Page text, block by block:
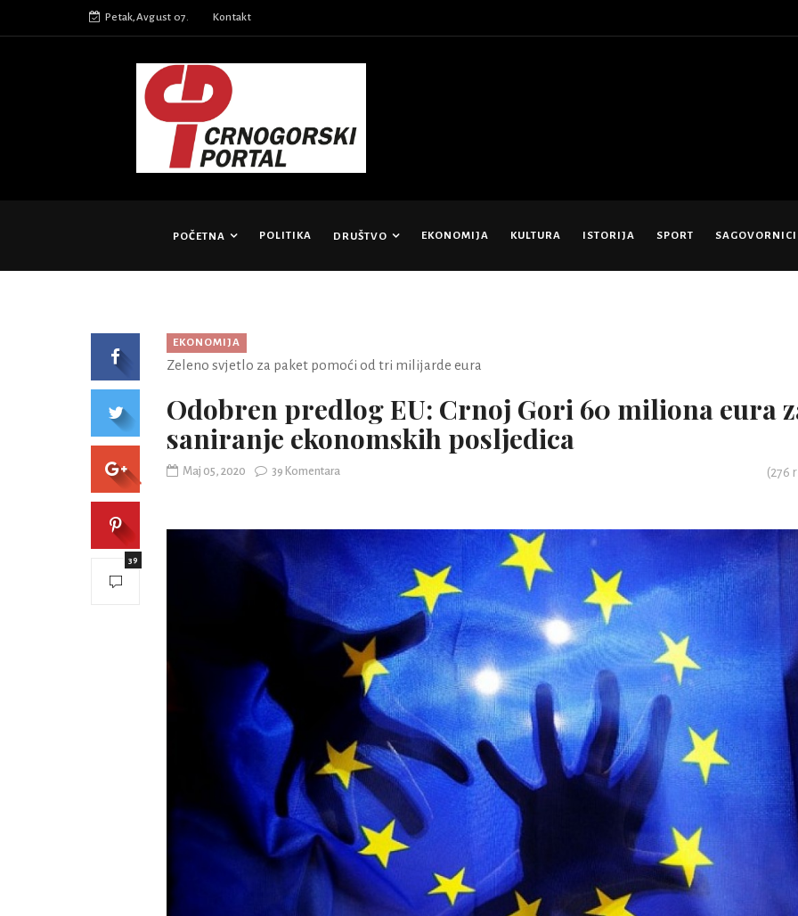
Petak,Avgust 07. Kontakt
POČETNA POLITIKA DRUŠTVO EKONOMIJA KULTURA ISTORIJA SPORT SAGOVORNICI
EKONOMIJA
Zeleno svjetlo za paket pomoći od tri milijarde eura
Odobren predlog EU: Crnoj Gori 60 miliona eura
saniranje ekonomskih posljedica
Maj 05, 2020 39 Komentara (276
39